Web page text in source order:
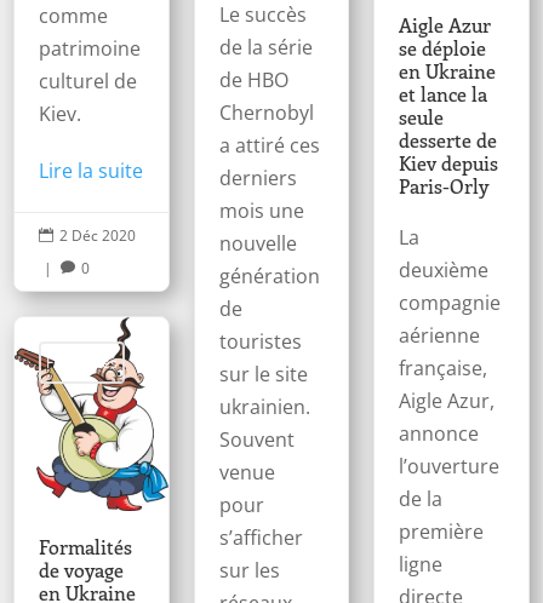
comme
patrimoine
culturel de
Kiev.
Lire la suite
 2 Déc 2020
|
 0
Le succès
de la série
de HBO
Chernobyl
a attiré ces
derniers
mois une
nouvelle
génération
de
touristes
sur le site
ukrainien.
Souvent
venue
pour
s’afficher
sur les
Aigle Azur
se déploie
en Ukraine
et lance la
seule
desserte de
Kiev depuis
Paris-Orly
La
deuxième
compagnie
aérienne
française,
Aigle Azur,
annonce
l’ouverture
de la
première
ligne
directe
Formalités
Formalités
de voyage
en Ukraine